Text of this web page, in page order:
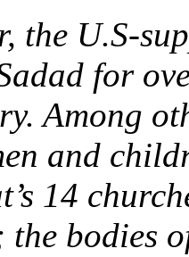
the U.S-
for
Among
and
14
the bodies